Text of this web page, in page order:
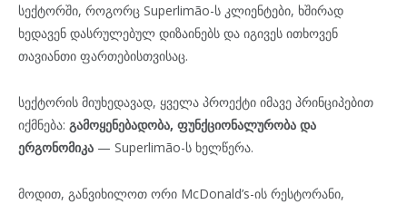
სექტორში, როგორც Superlimão-ს კლიენტები, ხშირად
ხედავენ დასრულებულ დიზაინებს და იგივეს ითხოვენ
თავიანთი ფართებისთვისაც.
სექტორის მიუხედავად, ყველა პროექტი იმავე პრინციპებით
იქმნება: გამოყენებადობა, ფუნქციონალურობა და
ერგონომიკა — Superlimão-ს ხელწერა.
მოდით, განვიხილოთ ორი McDonald’s-ის რესტორანი,